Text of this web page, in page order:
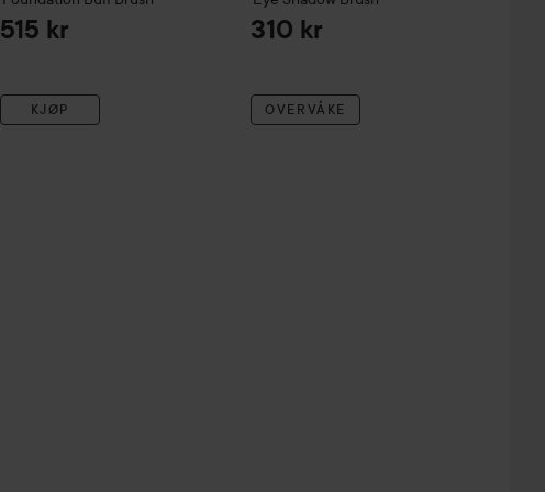
515 kr
KJØP
310 kr
OVERVÅKE